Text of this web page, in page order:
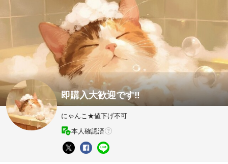
即購入大歓迎です‼
にゃんこ★値下げ不可
本人確認済